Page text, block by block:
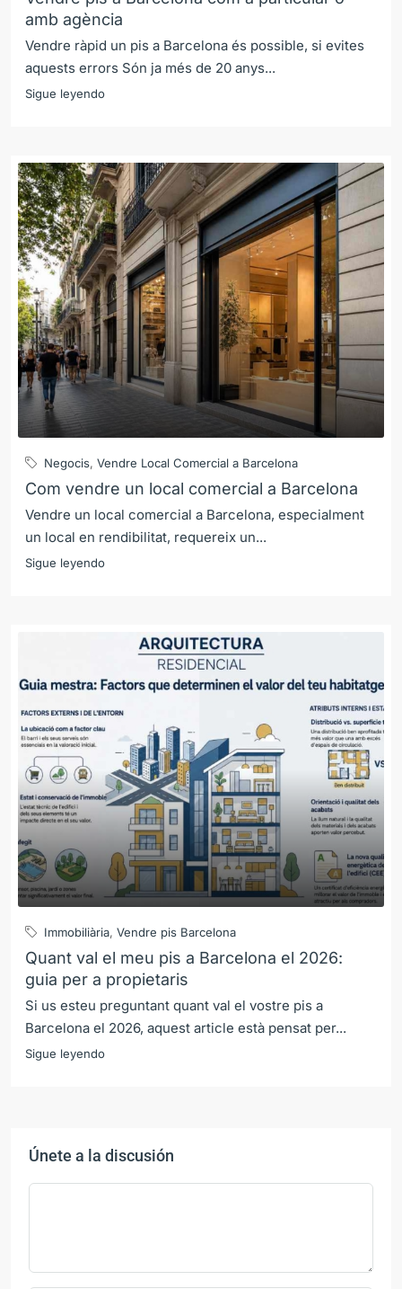
amb agència
Vendre ràpid un pis a Barcelona és possible, si evites
aquests errors Són ja més de 20 anys...
Sigue leyendo
Negocis, Vendre Local Comercial a Barcelona
Com vendre un local comercial a Barcelona
Vendre un local comercial a Barcelona, especialment
un local en rendibilitat, requereix un...
Sigue leyendo
Immobiliària, Vendre pis Barcelona
Quant val el meu pis a Barcelona el 2026:
guia per a propietaris
Si us esteu preguntant quant val el vostre pis a
Barcelona el 2026, aquest article està pensat per...
Sigue leyendo
Únete a la discusión